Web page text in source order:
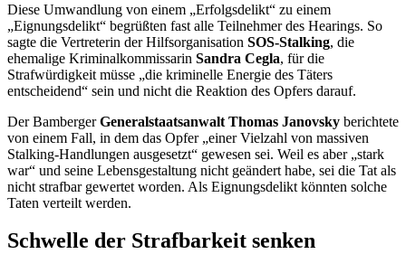
Diese Umwandlung von einem „Erfolgsdelikt“ zu einem
„Eignungsdelikt“ begrüßten fast alle Teilnehmer des Hearings. So
sagte die Vertreterin der Hilfsorganisation SOS-Stalking, die
ehemalige Kriminalkommissarin Sandra Cegla, für die
Strafwürdigkeit müsse „die kriminelle Energie des Täters
entscheidend“ sein und nicht die Reaktion des Opfers darauf.
Der BambergerGeneralstaatsanwalt Thomas Janovsky berichtete
von einem Fall, in dem das Opfer „einer Vielzahl von massiven
Stalking-Handlungen ausgesetzt“ gewesen sei. Weil es aber „stark
war“ und seine Lebensgestaltung nicht geändert habe, sei die Tat als
nicht strafbar gewertet worden. Als Eignungsdelikt könnten solche
Taten verteilt werden.
Schwelle der Strafbarkeit senken